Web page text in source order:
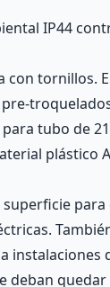
IP44
con tornillos.
tubo de
plástico
superficie
instalaciones
deban